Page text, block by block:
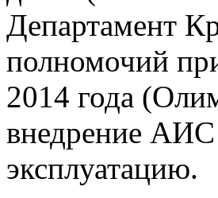
Департамент
полномочий
2014 года
внедрение
эксплуатацию.